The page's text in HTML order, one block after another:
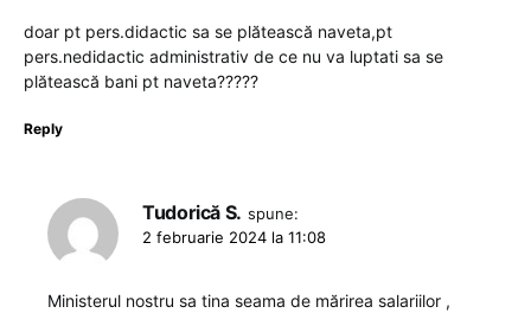
doar pt pers.didactic sa se plătească naveta,pt
pers.nedidactic administrativ de ce nu va luptati sa se
plătească bani pt naveta?????
Reply
Tudorică S. spune:
2 februarie 2024 la 11:08
Ministerul nostru sa tina seama de mărirea salariilor ,